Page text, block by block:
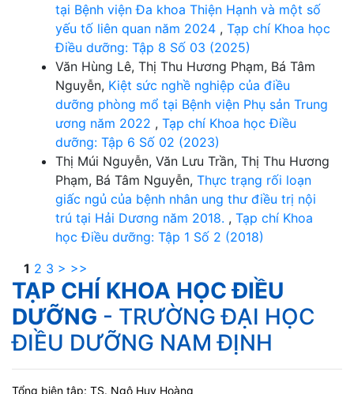
tại Bệnh viện Đa khoa Thiện Hạnh và một số
yếu tố liên quan năm 2024 , Tạp chí Khoa học
Điều dưỡng: Tập 8 Số 03 (2025)
Văn Hùng Lê, Thị Thu Hương Phạm, Bá Tâm
Nguyễn, Kiệt sức nghề nghiệp của điều
dưỡng phòng mổ tại Bệnh viện Phụ sản Trung
ương năm 2022 , Tạp chí Khoa học Điều
dưỡng: Tập 6 Số 02 (2023)
Thị Múi Nguyễn, Văn Lưu Trần, Thị Thu Hương
Phạm, Bá Tâm Nguyễn, Thực trạng rối loạn
giấc ngủ của bệnh nhân ung thư điều trị nội
trú tại Hải Dương năm 2018. , Tạp chí Khoa
học Điều dưỡng: Tập 1 Số 2 (2018)
1 2 3 > >>
TẠP CHÍ KHOA HỌC ĐIỀU
DƯỠNG - TRƯỜNG ĐẠI HỌC
ĐIỀU DƯỠNG NAM ĐỊNH
Tổng biên tập: TS. Ngô Huy Hoàng